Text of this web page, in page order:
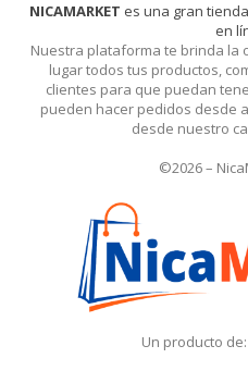
tres × uno =
Recordarme
Iniciar
NICAMARKET es una gran
en
Nuestra plataforma te brinda la
lugar todos tus productos,
clientes para que puedan
pueden hacer pedidos desde
desde nuestro
©2026 –
Un producto de: